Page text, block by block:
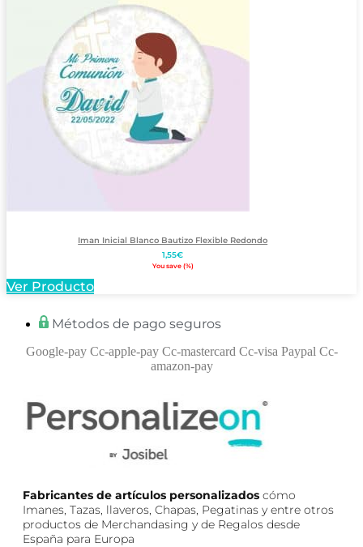
Iman Inicial Blanco Bautizo Flexible Redondo
1,55€
You save (%)
Ver Producto
Métodos de pago seguros
Google-pay Cc-apple-pay Cc-mastercard Cc-visa Paypal Cc-
amazon-pay
Fabricantes de artículos personalizados cómo
Imanes, Tazas, llaveros, Chapas, Pegatinas y entre otros
productos de Merchandasing y de Regalos desde
España para Europa